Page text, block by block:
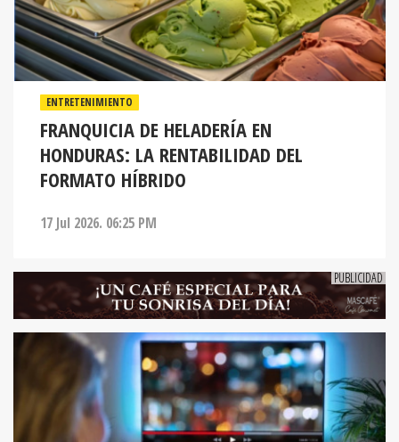
ENTRETENIMIENTO
FRANQUICIA DE HELADERÍA EN
HONDURAS: LA RENTABILIDAD DEL
FORMATO HÍBRIDO
17 Jul 2026. 06:25 PM